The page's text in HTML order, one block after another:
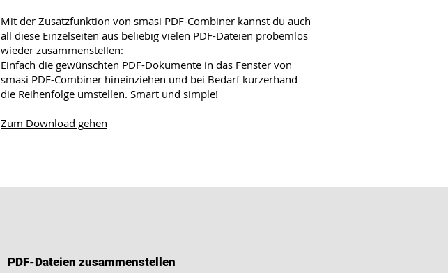
PDF-Dateien zusammenstellen
Mit der Zusatzfunktion von smasi PDF-Combiner kannst du auch
all diese Einzelseiten aus beliebig vielen PDF-Dateien probemlos
wieder zusammenstellen:
Einfach die gewünschten PDF-Dokumente in das Fenster von
smasi PDF-Combiner hineinziehen und bei Bedarf kurzerhand
die Reihenfolge umstellen. Smart und simple!
Zum Download gehen